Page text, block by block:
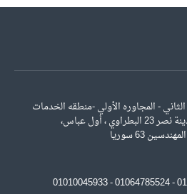
- المجاوره الأولي -منطقه الخدمات
- بقريه ليجاندا || الفرع الثاني مدينة نصر 23 البطراوي ، أول عباس،
63 سوريا
01010045933 - 01064785524 -